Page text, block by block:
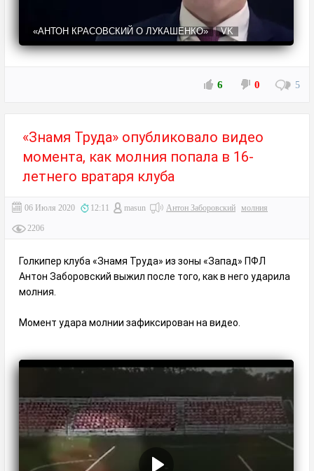
«АНТОН КРАСОВСКИЙ О ЛУКАШЕНКО» VK
6 0 5
«Знамя Труда» опубликовало видео
момента, как молния попала в 16-
летнего вратаря клуба
06 Июля 2020 12:11 masun Антон Заборовский молния
2206
Голкипер клуба «Знамя Труда» из зоны «Запад» ПФЛ
Антон Заборовский выжил после того, как в него ударила
молния.
Момент удара молнии зафиксирован на видео.